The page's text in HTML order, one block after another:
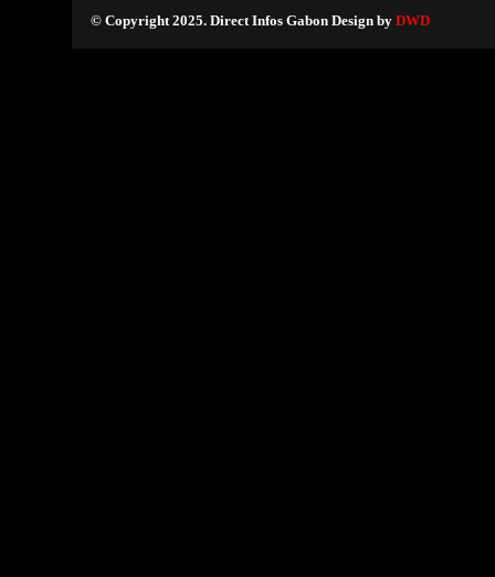
© Copyright 2025. Direct Infos Gabon Design by DWD